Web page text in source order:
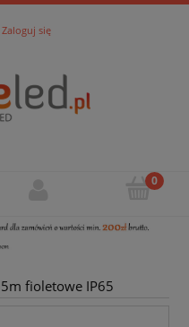
Zaloguj się
5m fioletowe IP65